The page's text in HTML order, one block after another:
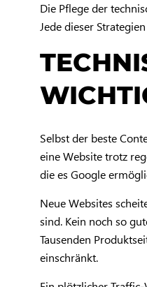
Die Pflege der
Jede dieser
Selbst der beste
eine Website trotz
die es Google
Neue Websites
sind. Kein noch so
Tausenden
einschränkt.